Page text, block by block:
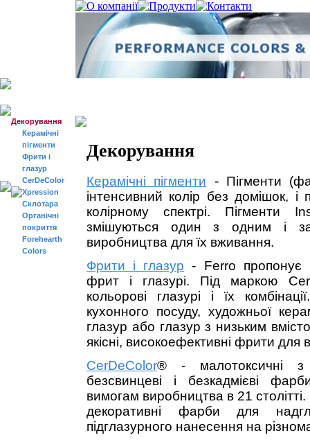
Декорування
Керамічні
пігменти
Фрити і
глазур
CerDeColor
Xpression
Склотара
Органічні
покриття
Forehearth
Colors
Декорування
Керамічні пігменти - Пігменти
інтенсивний колір без домішок,
колірному спектрі. Пігменти
змішуються один з одним і
виробництва для їх вживання.
Фрити і глазур - Ferro пропонує
фрит і глазурі. Під маркою
кольорові глазурі і їх
кухонного посуду, художньої
глазур або глазур з низьким
якісні, високоефективні фрити для
CerDeColor® - малотоксичні з
безсвинцеві і безкадмієві
вимогам виробництва в 21
декоративні фарби для
підглазурного нанесення на